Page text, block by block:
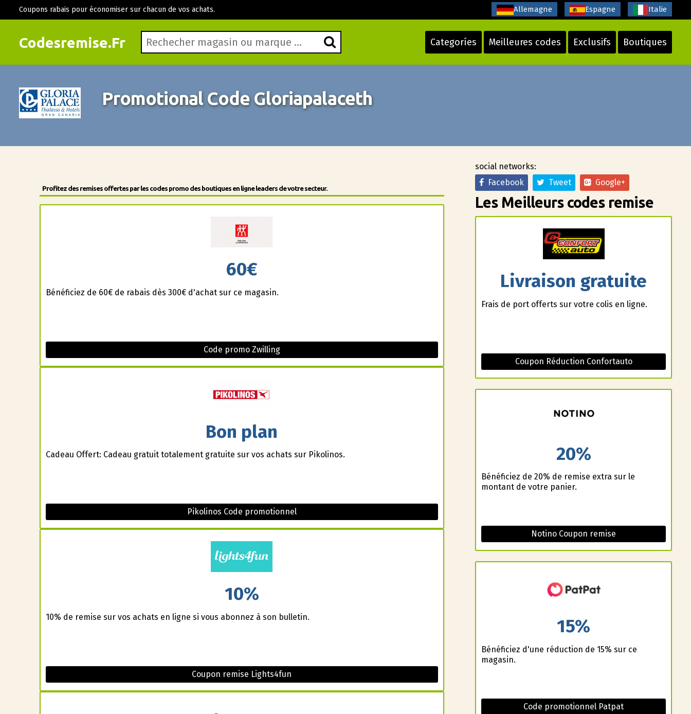
Codesremise.Fr Categoríes Meilleures codes Exclusifs Boutiques
Coupons rabais pour économiser sur chacun de vos achats. Allemagne Espagne Italie
Promotional Code Gloriapalaceth
Profitez des remises offertes par les codes promo des boutiques en ligne leaders de votre secteur.
60€
Bénéficiez de 60€ de rabais dès 300€ d'achat sur ce magasin.
Code promo Zwilling
Bon plan
Cadeau Offert: Cadeau gratuit totalement gratuite sur vos achats sur Pikolinos.
Pikolinos Code promotionnel
10%
10% de remise sur vos achats en ligne si vous abonnez à son bulletin.
Coupon remise Lights4fun
social networks:
Facebook
Tweet Google+
Les Meilleurs codes remise
Livraison gratuite
Frais de port offerts sur votre colis en ligne.
Coupon Réduction Confortauto
20%
Bénéficiez de 20% de remise extra sur le
montant de votre panier.
Notino Coupon remise
15%
Bénéficiez d'une réduction de 15% sur ce
magasin.
Code promotionnel Patpat